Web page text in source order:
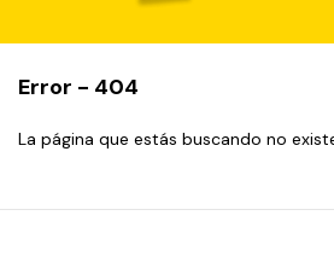
Error - 404
La página que estás buscando no